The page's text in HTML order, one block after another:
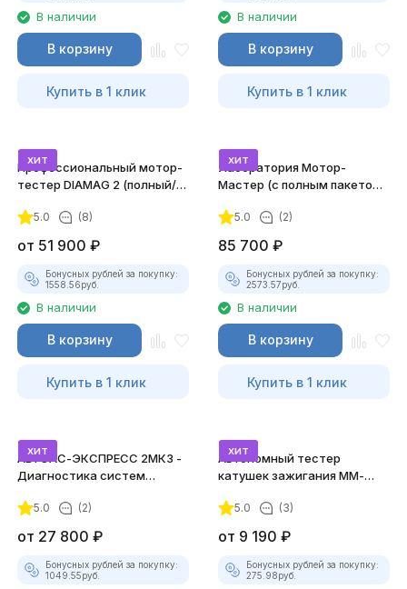
В наличии
В корзину
Купить в 1 клик
В наличии
В корзину
Купить в 1 клик
хит
Профессиональный мотор-
тестер DIAMAG 2 (полный/
5.0 (8)
от 51 900 ₽
Бонусных рублей за покупку:
1558.56руб.
В наличии
В корзину
Купить в 1 клик
хит
Лаборатория Мотор-
Мастер (с полным пакетом
5.0 (2)
85 700 ₽
Бонусных рублей за покупку:
2573.57руб.
В наличии
В корзину
Купить в 1 клик
хит
АВТОАС-ЭКСПРЕСС 2МК3 -
Диагностика систем
5.0 (2)
от 27 800 ₽
Бонусных рублей за покупку:
1049.55руб.
хит
Автономный тестер
катушек зажигания ММ-
комплект)
5.0 (3)
от 9 190 ₽
Бонусных рублей за покупку:
275.98руб.